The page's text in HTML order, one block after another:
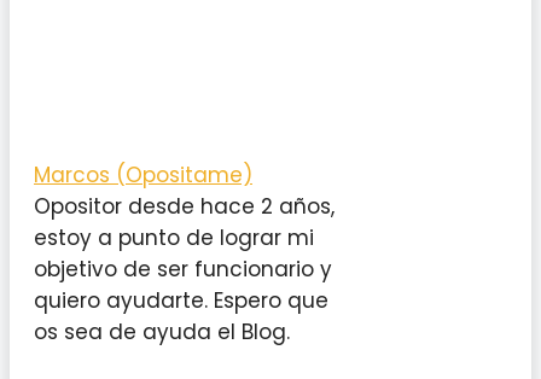
Marcos (Opositame)
Opositor desde hace 2 años,
estoy a punto de lograr mi
objetivo de ser funcionario y
quiero ayudarte. Espero que
os sea de ayuda el Blog.